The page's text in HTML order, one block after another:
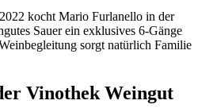
kocht Mario Furlanello in der
Sauer ein exklusives 6-Gänge
sorgt natürlich Familie
Vinothek Weingut